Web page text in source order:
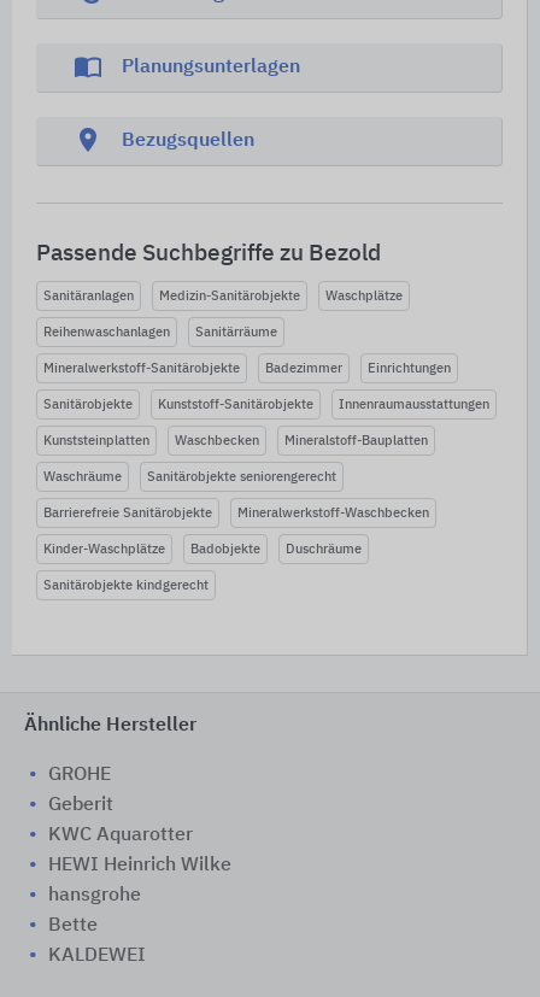
import_contacts Planungsunterlagen
location_on Bezugsquellen
Passende Suchbegriffe zu Bezold
Sanitäranlagen Medizin-Sanitärobjekte Waschplätze
Reihenwaschanlagen Sanitärräume
Mineralwerkstoff-Sanitärobjekte Badezimmer Einrichtungen
Sanitärobjekte Kunststoff-Sanitärobjekte Innenraumausstattungen
Kunststeinplatten Waschbecken Mineralstoff-Bauplatten
Waschräume Sanitärobjekte seniorengerecht
Barrierefreie Sanitärobjekte Mineralwerkstoff-Waschbecken
Kinder-Waschplätze Badobjekte Duschräume
Sanitärobjekte kindgerecht
Ähnliche Hersteller
GROHE
Geberit
KWC Aquarotter
HEWI Heinrich Wilke
hansgrohe
Bette
KALDEWEI